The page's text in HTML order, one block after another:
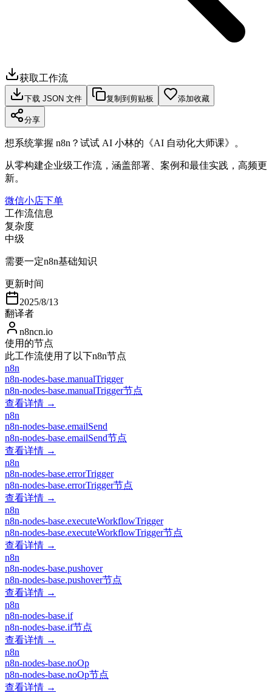
获取工作流
下载 JSON 文件 复制到剪贴板 添加收藏
分享
想系统掌握 n8n？试试 AI 小林的《AI 自动化大师课》。
从零构建企业级工作流，涵盖部署、案例和最佳实践，高频更
新。
微信小店下单
工作流信息
复杂度
中级
需要一定n8n基础知识
更新时间
2025/8/13
翻译者
n8ncn.io
使用的节点
此工作流使用了以下n8n节点
n8n
n8n-nodes-base.manualTrigger
n8n-nodes-base.manualTrigger节点
查看详情 →
n8n
n8n-nodes-base.emailSend
n8n-nodes-base.emailSend节点
查看详情 →
n8n
n8n-nodes-base.errorTrigger
n8n-nodes-base.errorTrigger节点
查看详情 →
n8n
n8n-nodes-base.executeWorkflowTrigger
n8n-nodes-base.executeWorkflowTrigger节点
查看详情 →
n8n
n8n-nodes-base.pushover
n8n-nodes-base.pushover节点
查看详情 →
n8n
n8n-nodes-base.if
n8n-nodes-base.if节点
查看详情 →
n8n
n8n-nodes-base.noOp
n8n-nodes-base.noOp节点
查看详情 →